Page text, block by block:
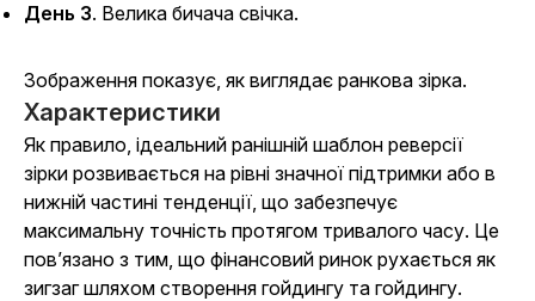
День 3. Велика бичача свічка.
Зображення показує, як виглядає ранкова зірка.
Характеристики
Як правило, ідеальний ранішній шаблон реверсії
зірки розвивається на рівні значної підтримки або в
нижній частині тенденції, що забезпечує
максимальну точність протягом тривалого часу. Це
пов’язано з тим, що фінансовий ринок рухається як
зигзаг шляхом створення гойдингу та гойдингу.